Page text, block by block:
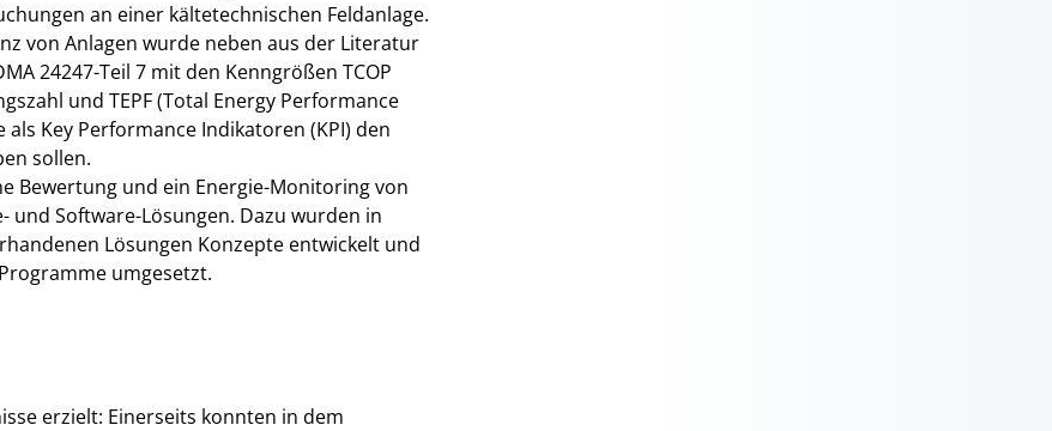
an einer kältetechnischen Feldanlage.
von Anlagen wurde neben aus der Literatur
24247-Teil 7 mit den Kenngrößen TCOP
und TEPF (Total Energy Performance
Key Performance Indikatoren (KPI) den
sollen.
Bewertung und ein Energie-Monitoring von
und Software-Lösungen. Dazu wurden in
Lösungen Konzepte entwickelt und
umgesetzt.
erzielt: Einerseits konnten in dem